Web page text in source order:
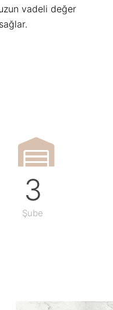
vadeli değer
sağlar.
3
Şube